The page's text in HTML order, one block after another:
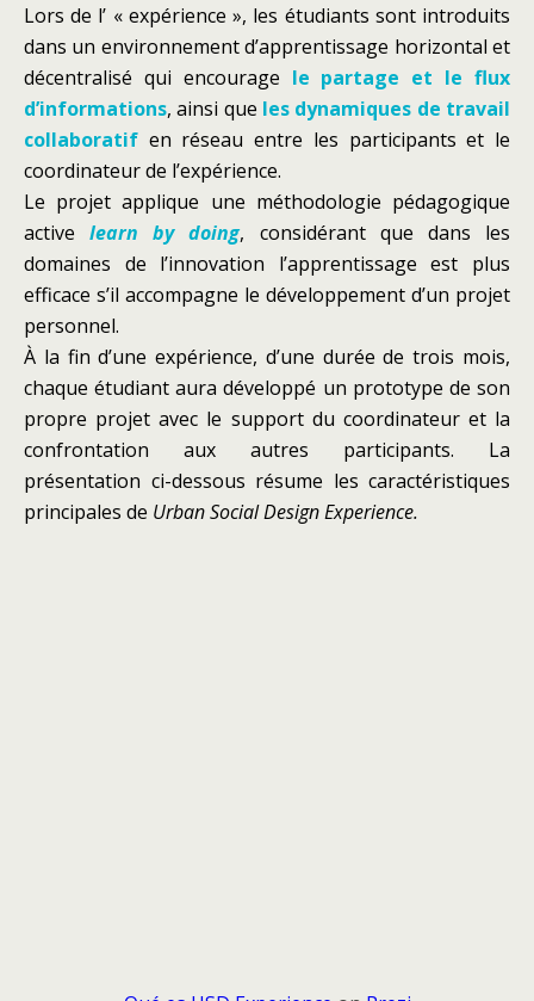
Lors de l’ « expérience », les étudiants sont introduits
dans un environnement d’apprentissage horizontal et
décentralisé qui encourage le partage et le flux
d’informations, ainsi que les dynamiques de travail
collaboratif en réseau entre les participants et le
coordinateur de l’expérience.
Le projet applique une méthodologie pédagogique
activelearn by doing, considérant que dans les
domaines de l’innovation l’apprentissage est plus
efficace s’il accompagne le développement d’un projet
personnel.
À la fin d’une expérience, d’une durée de trois mois,
chaque étudiant aura développé un prototype de son
propre projet avec le support du coordinateur et la
confrontation aux autres participants. La
présentation ci-dessous résume les caractéristiques
principales de Urban Social Design Experience.